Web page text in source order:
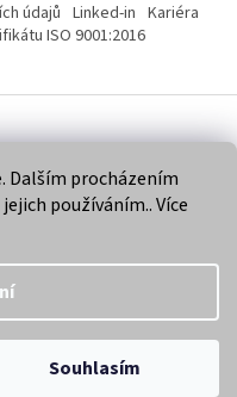
Dalším procházením
používáním.. Více
Souhlasím
údajů Linked-in Kariéra
ISO 9001:2016